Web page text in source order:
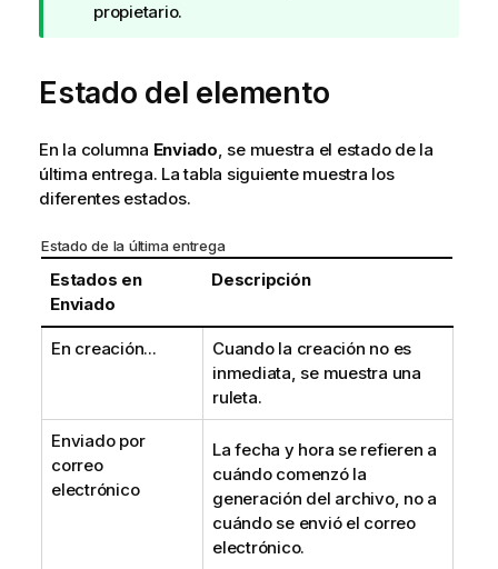
a
s
u
e
r
e
c
i
a
propietario.
Estado del elemento
En la columna Enviado , se muestra el estado de la
última entrega. La tabla siguiente muestra los
diferentes estados.
Estado de la última entrega
Estados en
Enviado
Descripción
En creación...
Cuando la creación no es
inmediata, se muestra una
ruleta.
Enviado por
correo
electrónico
La fecha y hora se refieren a
cuándo comenzó la
generación del archivo, no a
cuándo se envió el correo
electrónico.